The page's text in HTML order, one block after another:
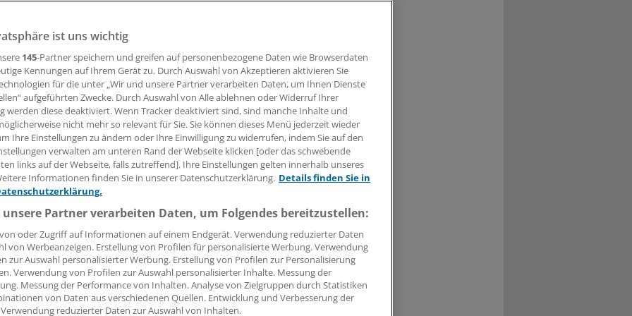
für die Lieferengpässe der Industrie bei der TI nicht zur Verantwortung
so der ärztliche Beirat Telematik in NRW.
Leserin, lieber Leser,
Beitrag können Sie lesen, sobald Sie sich eingeloggt haben.
Jetzt anmelden »
Kostenlos registrieren »
vergessen?
Problem beim Login?
ist mit wenigen Klicks erledigt und kostenlos.
des kostenlosen Login:
Analysen, Hintergründe und Infografiken
Interviews und Praxis-Tipps
auf allemedizinischen Berichte und Kommentare
ist uns wichtig
145-Partner speichern und greifen auf personenbezogene Daten wie Browserdaten
Kennungen auf Ihrem Gerät zu. Durch Auswahl von Akzeptieren aktivieren Sie
für die unter „Wir und unsere Partner verarbeiten Daten, um Ihnen Dienste
aufgeführten Zwecke. Durch Auswahl von Alle ablehnen oder Widerruf Ihrer
werden diese deaktiviert. Wenn Tracker deaktiviert sind, sind manche Inhalte und
nicht mehr so relevant für Sie. Sie können dieses Menü jederzeit wieder
Ihre Einstellungen zu ändern oder Ihre Einwilligung zu widerrufen, indem Sie auf den
verwalten am unteren Rand der Webseite klicken [oder das schwebende
links auf der Webseite, falls zutreffend]. Ihre Einstellungen gelten innerhalb unseres
Informationen finden Sie in unserer Datenschutzerklärung. Details finden Sie in
Partner verarbeiten Daten, um Folgendes bereitzustellen:
oder Zugriff auf Informationen auf einem Endgerät. Verwendung reduzierter Daten
von Werbeanzeigen. Erstellung von Profilen für personalisierte Werbung. Verwendung
zur Auswahl personalisierter Werbung. Erstellung von Profilen zur Personalisierung
Verwendung von Profilen zur Auswahl personalisierter Inhalte. Messung der
Messung der Performance von Inhalten. Analyse von Zielgruppen durch Statistiken
von Daten aus verschiedenen Quellen. Entwicklung und Verbesserung der
reduzierter Daten zur Auswahl von Inhalten.